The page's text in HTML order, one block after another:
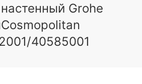
Grohe
40585001